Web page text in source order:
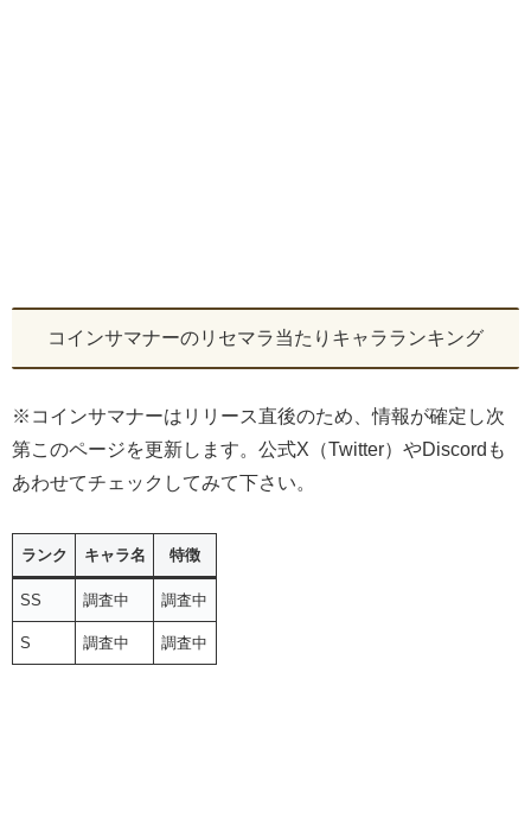
コインサマナーのリセマラ当たりキャラランキング
※コインサマナーはリリース直後のため、情報が確定し次
第このページを更新します。公式X（Twitter）やDiscordも
あわせてチェックしてみて下さい。
ランク キャラ名 特徴
SS 調査中 調査中
S 調査中 調査中